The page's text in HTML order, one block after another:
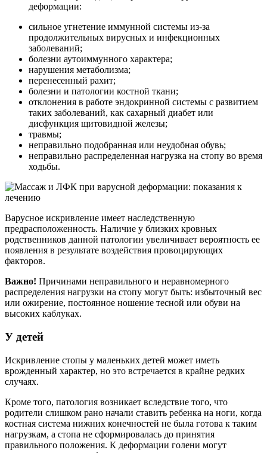
деформации:
сильное угнетение иммунной системы из-за
продолжительных вирусных и инфекционных
заболеваний;
болезни аутоиммунного характера;
нарушения метаболизма;
перенесенный рахит;
болезни и патологии костной ткани;
отклонения в работе эндокринной системы с развитием
таких заболеваний, как сахарный диабет или
дисфункция щитовидной железы;
травмы;
неправильно подобранная или неудобная обувь;
неправильно распределенная нагрузка на стопу во время
ходьбы.
Варусное искривление имеет наследственную
предрасположенность. Наличие у близких кровных
родственников данной патологии увеличивает вероятность ее
появления в результате воздействия провоцирующих
факторов.
Важно! Причинами неправильного и неравномерного
распределения нагрузки на стопу могут быть: избыточный вес
или ожирение, постоянное ношение тесной или обуви на
высоких каблуках.
У детей
Искривление стопы у маленьких детей может иметь
врожденный характер, но это встречается в крайне редких
случаях.
Кроме того, патология возникает вследствие того, что
родители слишком рано начали ставить ребенка на ноги, когда
костная система нижних конечностей не была готова к таким
нагрузкам, а стопа не сформировалась до принятия
правильного положения. К деформации голени могут